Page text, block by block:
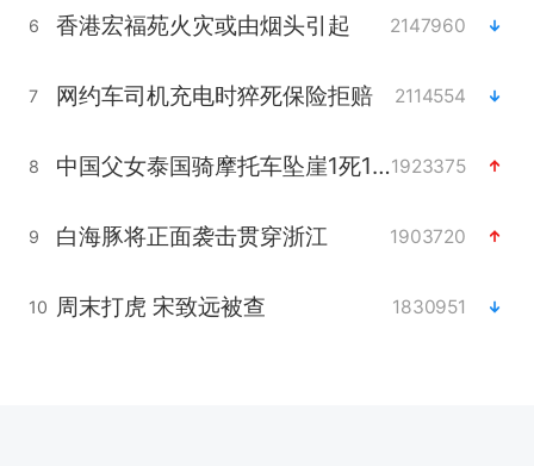
6 香港宏福苑火灾或由烟头引起 2147960
7 网约车司机充电时猝死保险拒赔 2114554
8 中国父女泰国骑摩托车坠崖1死1伤1923375
9 白海豚将正面袭击贯穿浙江 1903720
10 周末打虎 宋致远被查 1830951